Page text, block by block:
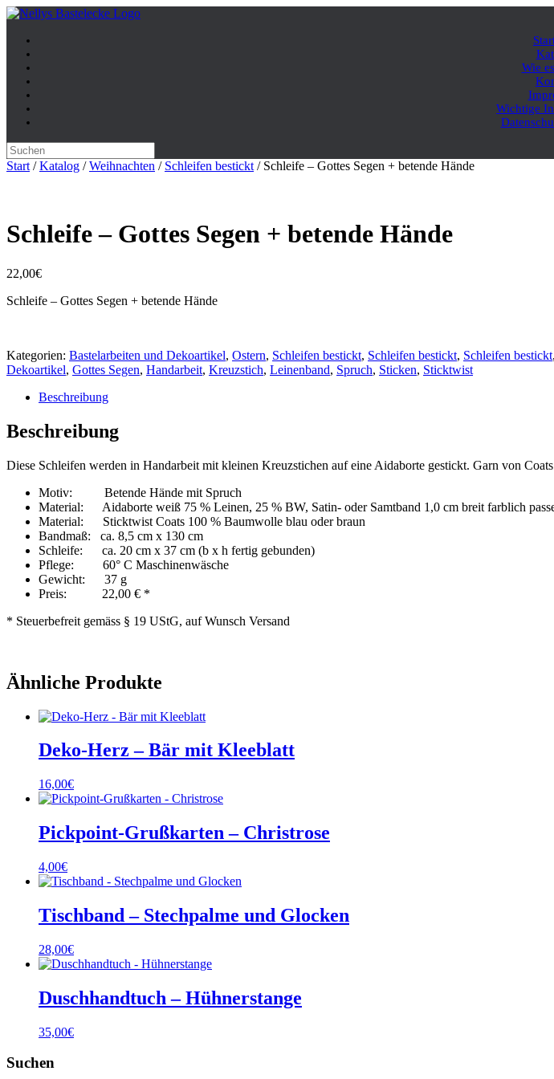
Zum
springen
Wie
Wichtige
Suche
nach:
Start /Katalog /Weihnachten / Schleifen bestickt / Schleife – Gottes Segen + betende Hände
Schleife – Gottes Segen + betende Hände
22,00€
Schleife – Gottes Segen + betende Hände
Kategorien: Bastelarbeiten und Dekoartikel, Ostern, Schleifen bestickt, Schleifen bestickt, Schleifen bestickt,
Dekoartikel, Gottes Segen, Handarbeit, Kreuzstich, Leinenband, Spruch, Sticken, Sticktwist
Beschreibung
Beschreibung
Diese Schleifen werden in Handarbeit mit kleinen Kreuzstichen auf eine Aidaborte gestickt. Garn von
Motiv: Betende Hände mit Spruch
Material: Aidaborte weiß 75 % Leinen, 25 % BW, Satin- oder Samtband 1,0 cm breit farblich
Material: Sticktwist Coats 100 % Baumwolle blau oder braun
Bandmaß: ca. 8,5 cm x 130 cm
Schleife: ca. 20 cm x 37 cm (b x h fertig gebunden)
Pflege: 60° C Maschinenwäsche
Gewicht: 37 g
Preis: 22,00 € *
* Steuerbefreit gemäss § 19 UStG, auf Wunsch Versand
Ähnliche Produkte
Deko-Herz – Bär mit Kleeblatt
16,00€
Pickpoint-Grußkarten – Christrose
4,00€
Tischband – Stechpalme und Glocken
28,00€
Duschhandtuch – Hühnerstange
35,00€
Suchen